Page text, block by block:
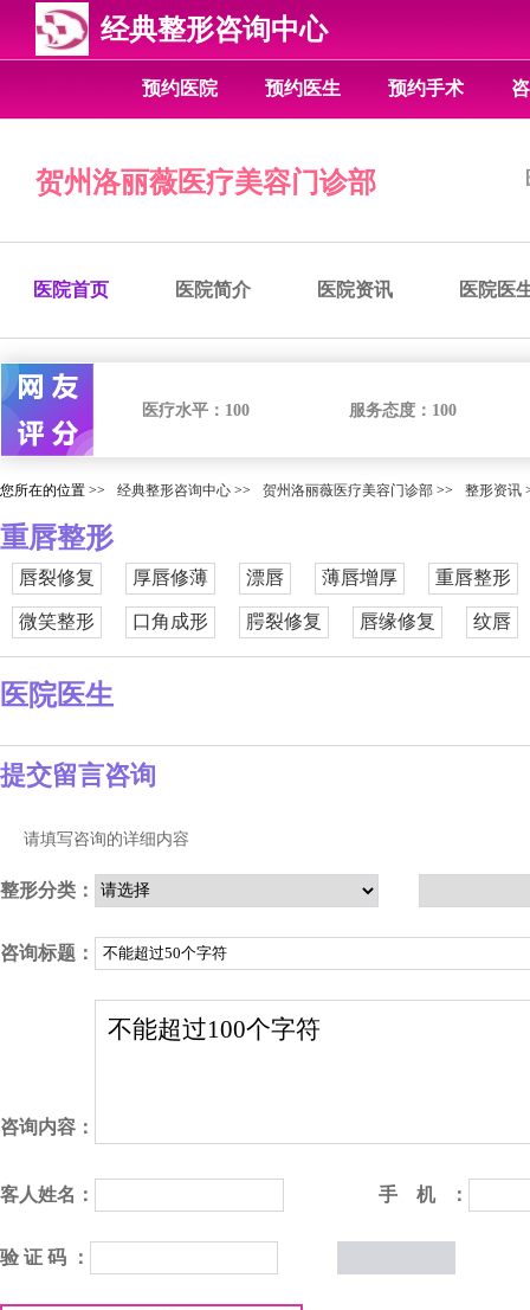
经典整形咨询中心
预约医院 预约医生 预约手术
贺州洛丽薇医疗美容门诊部
医院首页 医院简介 医院资讯 医院医
医疗水平： 100 服务态度： 100
您所在的位置 >> 经典整形咨询中心 >> 贺州洛丽薇医疗美容门诊部 >> 整形资讯
重唇整形
唇裂修复 厚唇修薄 漂唇 薄唇增厚 重唇整形
微笑整形 口角成形 腭裂修复 唇缘修复 纹唇
医院医生
提交留言咨询
请填写咨询的详细内容
整形分类：
咨询标题：
咨询内容：
客人姓名： 手 机 ：
验 证 码 ：